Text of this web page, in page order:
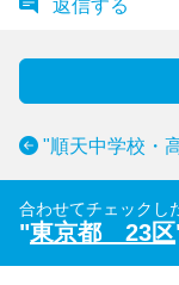
返信する
"順天中学校・
合わせてチェックし
"東京都 23区